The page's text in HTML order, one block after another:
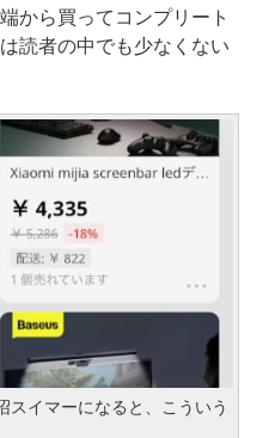
から買ってコンプリート
読者の中でも少なくない
スイマーになると、こういう